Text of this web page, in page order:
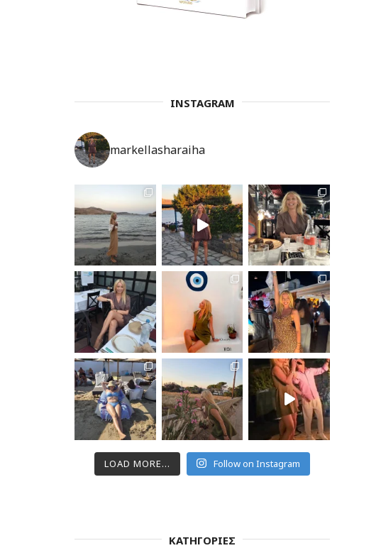
INSTAGRAM
markellasharaiha
LOAD MORE... Follow on Instagram
ΚΑΤΗΓΟΡΙΕΣ